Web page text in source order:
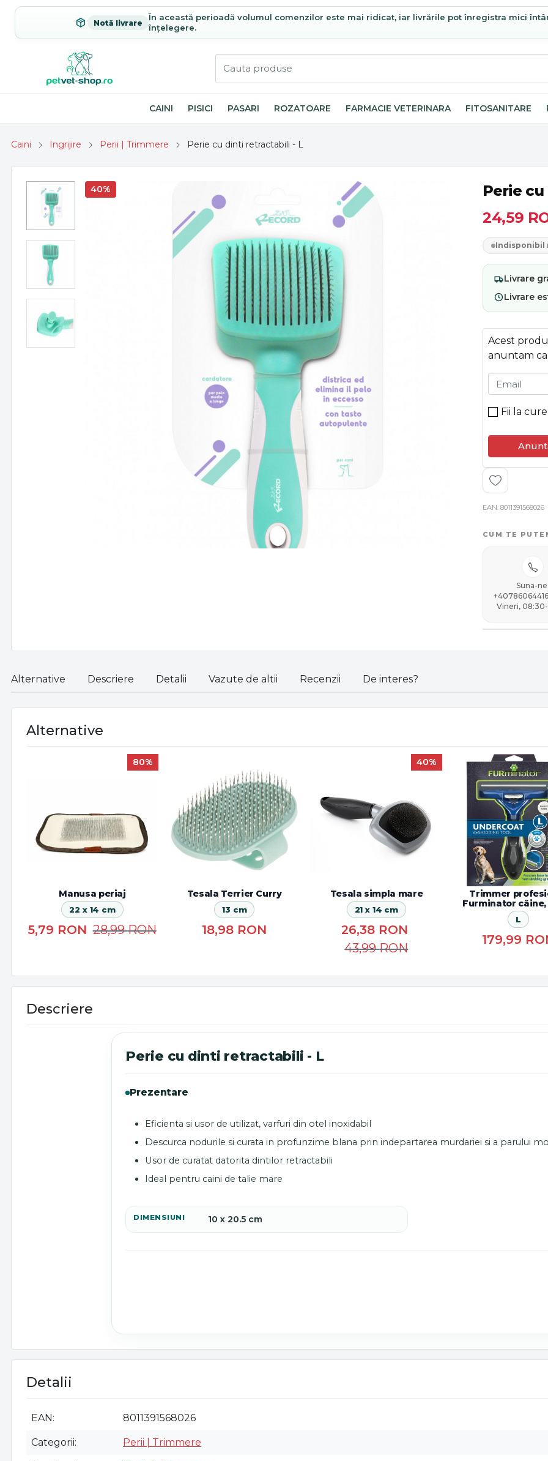
Notă livrare
În această perioadă volumul comenzilor este mai ridicat, iar livrările pot înregistra mici
înțelegere.
CAINI PISICI PASARI ROZATOARE FARMACIE VETERINARA FITOSANITARE
Caini Ingrijire Perii | Trimmere Perie cu dinti retractabili - L
40%
Perie
24,59
Indisponibil
Livrare
Livrare
Acest
anuntam
Email
Fii la
EAN 8011391568026
CUM TE
Suna-
Vineri, 08:30-
Alternative Descriere Detalii Vazute de altii Recenzii De interes?
Alternative
80%
Manusa periaj
22 x 14 cm
5,79 RON 28,99RON
Tesala Terrier Curry
13 cm
18,98 RON
40%
Tesala simpla mare
21 x 14 cm
26,38 RON
43,99RON
Trimmer
Furminator câine,
scurta
L
179,99
Descriere
Perie cu dinti retractabili - L
Prezentare
Eficienta si usor de utilizat, varfuri din otel inoxidabil
Descurca nodurile si curata in profunzime blana prin indepartarea murdariei si a parului
Usor de curatat datorita dintilor retractabili
Ideal pentru caini de talie mare
DIMENSIUNI 10 x 20.5 cm
Detalii
EAN 8011391568026
Categorii Perii | Trimmere